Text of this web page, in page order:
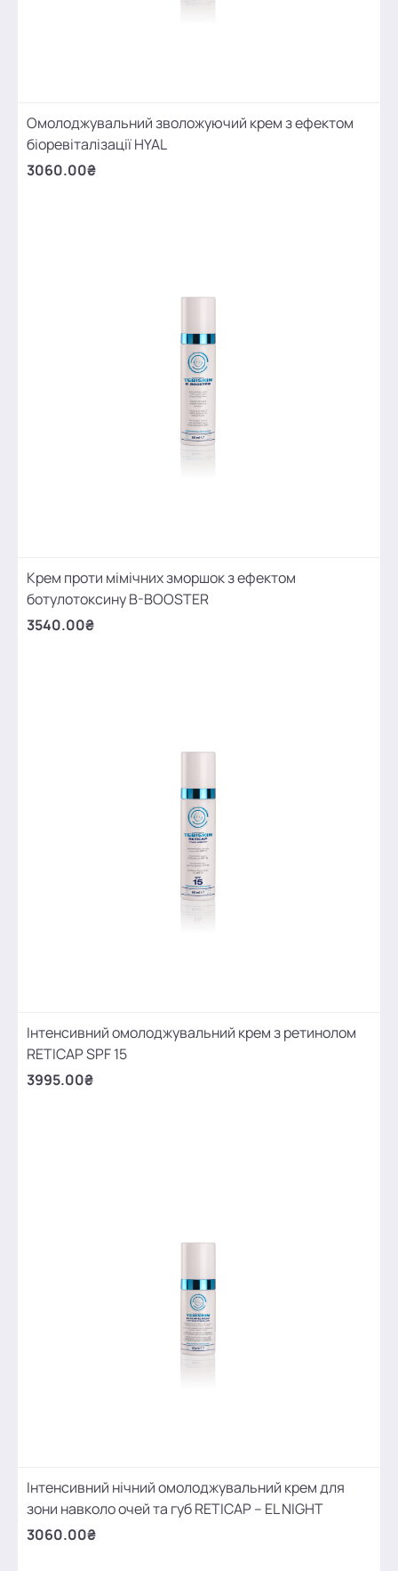
Омолоджувальний зволожуючий крем з ефектом
біоревіталізації HYAL
3060.00₴
Крем проти мімічних зморшок з ефектом
ботулотоксину B-BOOSTER
3540.00₴
Інтенсивний омолоджувальний крем з ретинолом
RETICAP SPF 15
3995.00₴
Інтенсивний нічний омолоджувальний крем для
зони навколо очей та губ RETICAP – EL NIGHT
3060.00₴